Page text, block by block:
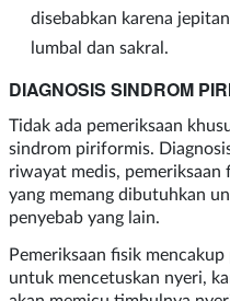
disebabkan karena
lumbal dan sakral.
DIAGNOSIS SINDROM
Tidak ada pemeriksaan
sindrom piriformis.
riwayat medis, pemeriksaan
yang memang dibutuhkan
penyebab yang lain.
Pemeriksaan fisik
untuk mencetuskan nyeri,